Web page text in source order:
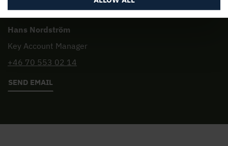
Hans Nordström
Key Account Manager
+46 70 553 02 14
SEND EMAIL